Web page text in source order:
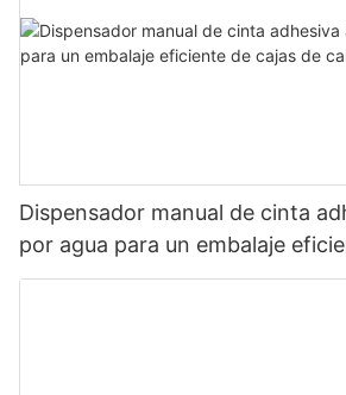
Dispensador manual de cinta
por agua para un embalaje
cartón NT-800